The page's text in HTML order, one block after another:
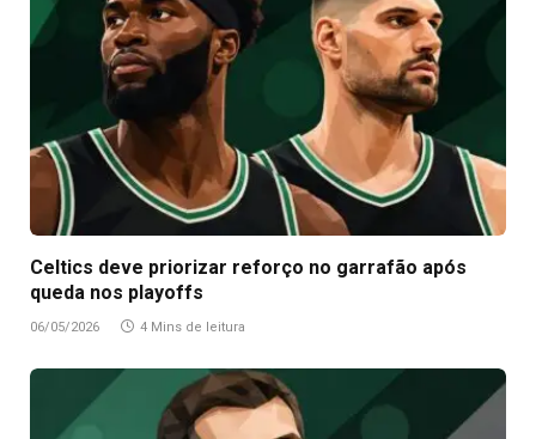
Celtics deve priorizar reforço no garrafão após
queda nos playoffs
06/05/2026 4 Mins de leitura